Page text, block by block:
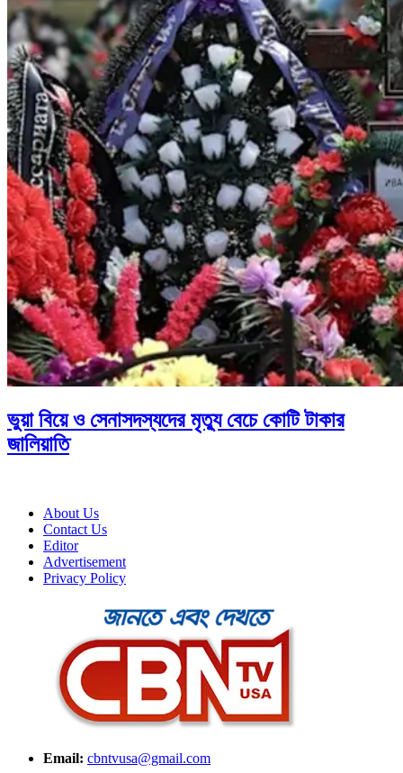
ভুয়া বিয়ে ও সেনাসদস্যদের মৃত্যু বেচে কোটি টাকার
জালিয়াতি
About Us
Contact Us
Editor
Advertisement
Privacy Policy
Email: cbntvusa@gmail.com